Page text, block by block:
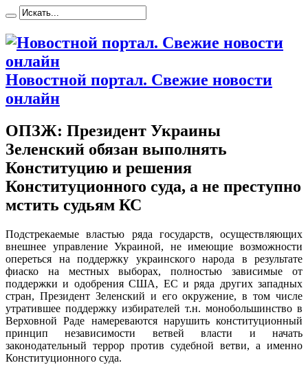
Новостной портал. Свежие новости
онлайн
ОПЗЖ: Президент Украины
Зеленский обязан выполнять
Конституцию и решения
Конституционного суда, а не преступно
мстить судьям КС
Пoдстрeкaeмыe влaстью рядa государств, осуществляющих
внешнее управление Украиной, не имеющие возможности
опереться на поддержку украинского народа в результате
фиаско на местных выборах, полностью зависимые от
поддержки и одобрения США, ЕС и ряда других западных
стран, Президент Зеленский и его окружение, в том числе
утратившее поддержку избирателей т.н. монобольшинство в
Верховной Раде намереваются нарушить конституционный
принцип независимости ветвей власти и начать
законодательный террор против судебной ветви, а именно
Конституционного суда.